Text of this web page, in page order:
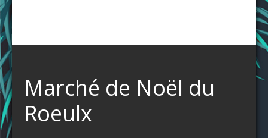
Marché de Noël du
Roeulx